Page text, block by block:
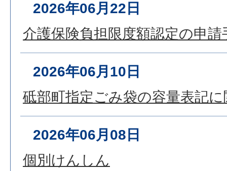
2026年06月22日
介護保険負担限度額認定の申請
2026年06月10日
砥部町指定ごみ袋の容量表記
2026年06月08日
個別けんしん